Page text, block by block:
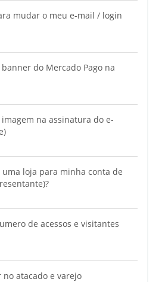
mudar o meu e-mail / login
do Mercado Pago na
na assinatura do e-
uma loja para minha conta de
de acessos e visitantes
no atacado e varejo